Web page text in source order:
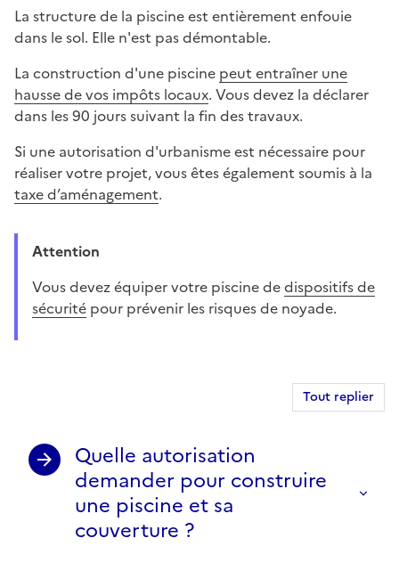
La structure de la piscine est entièrement enfouie
dans le sol. Elle n'est pas démontable.
La construction d'une piscine peut entraîner une
hausse de vos impôts locaux. Vous devez la déclarer
dans les 90 jours suivant la fin des travaux.
Si une autorisation d'urbanisme est nécessaire pour
réaliser votre projet, vous êtes également soumis à la
taxe d’aménagement.
Attention
Vous devez équiper votre piscine dedispositifs de
sécurité pour prévenir les risques de noyade.
Tout replier
Quelle autorisation
demander pour construire
une piscine et sa
couverture ?